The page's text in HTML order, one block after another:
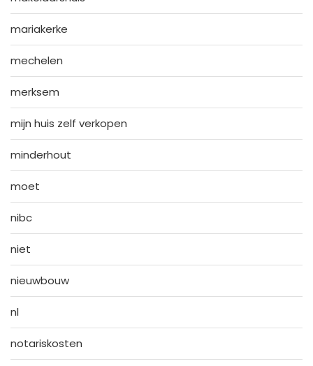
mariakerke
mechelen
merksem
mijn huis zelf verkopen
minderhout
moet
nibc
niet
nieuwbouw
nl
notariskosten